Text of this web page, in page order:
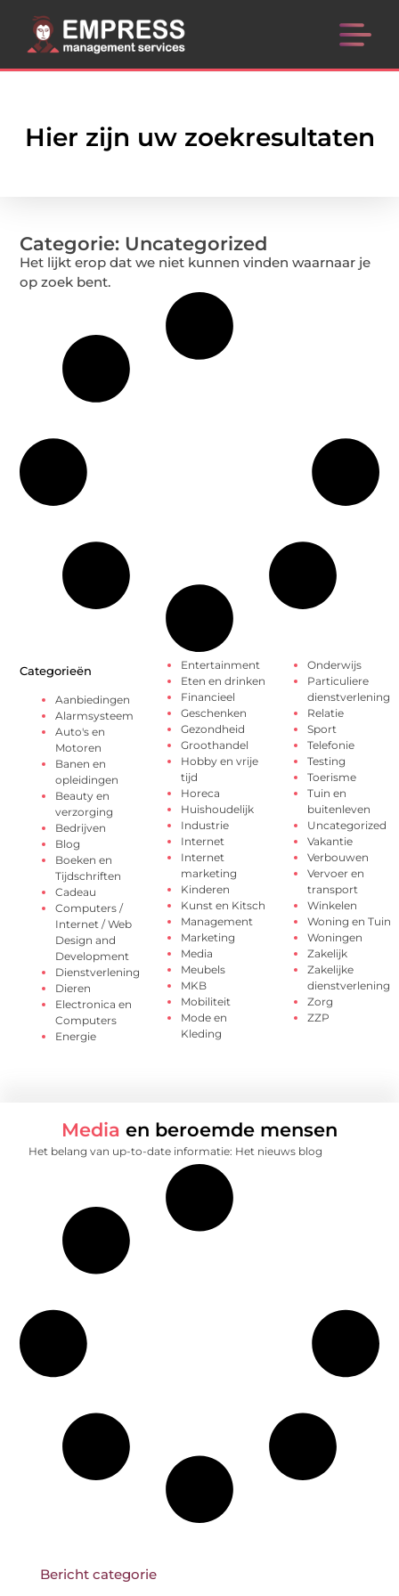
Hier zijn uw zoekresultaten
Categorie: Uncategorized
Het lijkt erop dat we niet kunnen vinden waarnaar je
op zoek bent.
Categorieën
Aanbiedingen
Alarmsysteem
Auto's en
Motoren
Banen en
opleidingen
Beauty en
verzorging
Bedrijven
Blog
Boeken en
Tijdschriften
Cadeau
Computers /
Internet / Web
Design and
Development
Dienstverlening
Dieren
Electronica en
Computers
Energie
Entertainment
Eten en drinken
Financieel
Geschenken
Gezondheid
Groothandel
Hobby en vrije
tijd
Horeca
Huishoudelijk
Industrie
Internet
Internet
marketing
Kinderen
Kunst en Kitsch
Management
Marketing
Media
Meubels
MKB
Mobiliteit
Mode en
Kleding
Onderwijs
Particuliere
dienstverlening
Relatie
Sport
Telefonie
Testing
Toerisme
Tuin en
buitenleven
Uncategorized
Vakantie
Verbouwen
Vervoer en
transport
Winkelen
Woning en Tuin
Woningen
Zakelijk
Zakelijke
dienstverlening
Zorg
ZZP
Media en beroemde mensen
Het belang van up-to-date informatie: Het nieuws blog
Bericht categorie